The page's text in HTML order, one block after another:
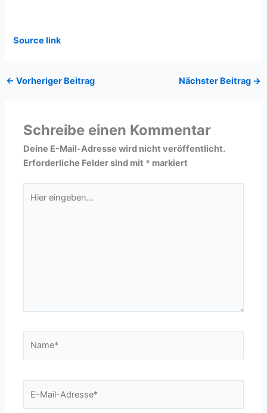
Source link
← Vorheriger Beitrag Nächster Beitrag →
Schreibe einen Kommentar
Deine E-Mail-Adresse wird nicht veröffentlicht.
Erforderliche Felder sind mit * markiert
eingeben…
Mail-